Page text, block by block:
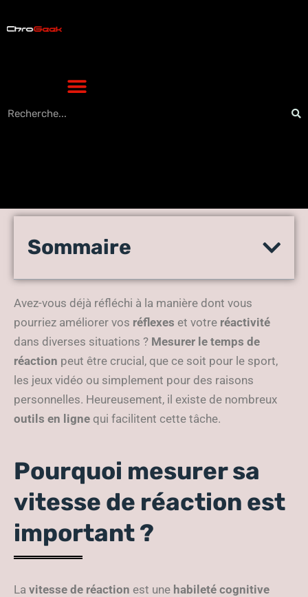
Découvrez un outil pour
réaction !
Sommaire
Avez-vous déjà réfléchi à la manière dont vous
pourriez améliorer vos réflexes et votre réactivité
dans diverses situations ? Mesurer le temps de
réaction peut être crucial, que ce soit pour le sport,
les jeux vidéo ou simplement pour des raisons
personnelles. Heureusement, il existe de nombreux
outils en ligne qui facilitent cette tâche.
Pourquoi mesurer sa
vitesse de réaction est
important ?
La vitesse de réaction est une habileté cognitive